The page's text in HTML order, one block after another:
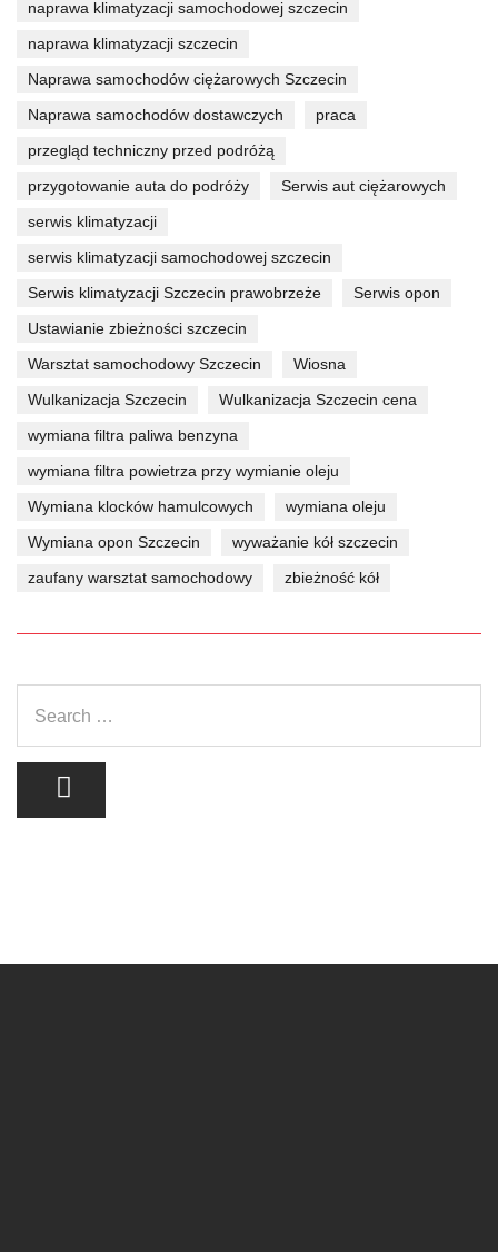
naprawa klimatyzacji samochodowej szczecin
naprawa klimatyzacji szczecin
Naprawa samochodów ciężarowych Szczecin
Naprawa samochodów dostawczych
praca
przegląd techniczny przed podróżą
przygotowanie auta do podróży
Serwis aut ciężarowych
serwis klimatyzacji
serwis klimatyzacji samochodowej szczecin
Serwis klimatyzacji Szczecin prawobrzeże
Serwis opon
Ustawianie zbieżności szczecin
Warsztat samochodowy Szczecin
Wiosna
Wulkanizacja Szczecin
Wulkanizacja Szczecin cena
wymiana filtra paliwa benzyna
wymiana filtra powietrza przy wymianie oleju
Wymiana klocków hamulcowych
wymiana oleju
Wymiana opon Szczecin
wyważanie kół szczecin
zaufany warsztat samochodowy
zbieżność kół